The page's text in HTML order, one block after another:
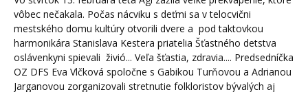
vôbec nečakala. Počas nácviku s deťmi sa v telocvični
mestského domu kultúry otvorili dvere a pod taktovkou
harmonikára Stanislava Kestera priatelia Šťastného detstva
oslávenkyni spievali živió... Veľa šťastia, zdravia.... Predsedníčka
OZ DFS Eva Vlčková spoločne s Gabikou Turňovou a Adrianou
Jarganovou zorganizovali stretnutie folkloristov bývalých aj